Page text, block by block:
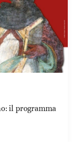
il programma